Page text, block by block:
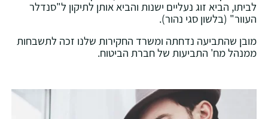
לביתו, הביא זוג נעליים ישנות והביא אותן לתיקון ל"סנדלר
העוור" (בלשון סגי נהור).
מובן שהתביעה נדחתה ומשרד החקירות שלנו זכה לתשבחות
ממנהל מח' התביעות של חברת הביטוח.